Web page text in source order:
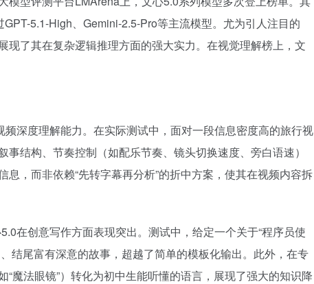
5.1-High、Gemini-2.5-Pro等主流模型。尤为引人注目的
现了其在复杂逻辑推理方面的强大实力。在视觉理解榜上，文
深度理解能力。在实际测试中，面对一段信息密度高的旅行视
结构、节奏控制（如配乐节奏、镜头切换速度、旁白语速）
，而非依赖“先转字幕再分析”的折中方案，使其在视频内容拆
在创意写作方面表现突出。测试中，给定一个关于“程序员使
结尾富有深意的故事，超越了简单的模板化输出。此外，在专
魔法眼镜”）转化为初中生能听懂的语言，展现了强大的知识降